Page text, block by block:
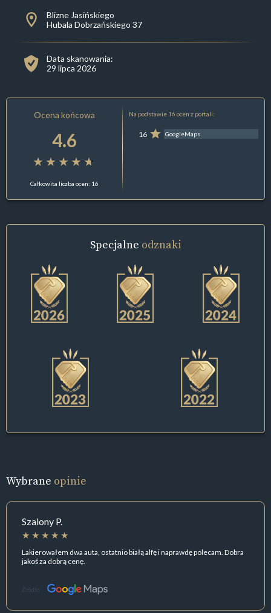
Blizne Jasińskiego
Hubala Dobrzańskiego 37
Data skanowania:
29 lipca 2026
Ocena końcowa
4.6
Całkowita liczba ocen: 16
Na podstawie 16 ocen z portali:
16 GoogleMaps
Specjalne odznaki
Wybrane opinie
Szalony P.
Lakierowałem dwa auta, ostatnio białą alfę i naprawdę polecam. Dobra
jakoś za dobrą cenę.
Źródło: